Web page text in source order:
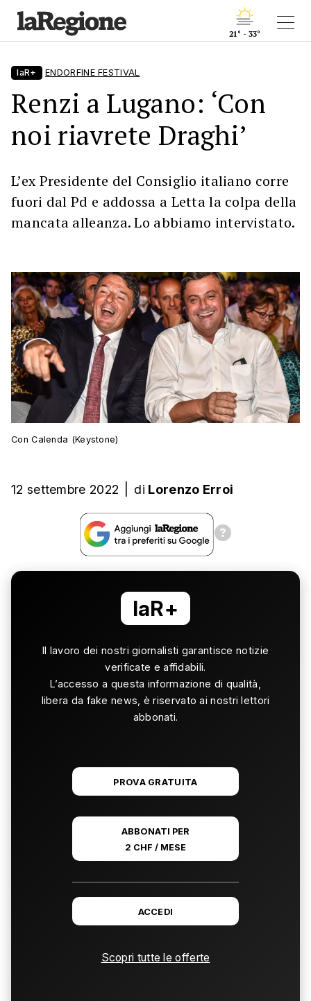
21° - 33°
laR+ ENDORFINE FESTIVAL
Renzi a Lugano: ‘Con
noi riavrete Draghi’
L’ex Presidente del Consiglio italiano corre
fuori dal Pd e addossa a Letta la colpa della
mancata alleanza. Lo abbiamo intervistato.
Con Calenda (Keystone)
12 settembre 2022 di Lorenzo Erroi
laR+
Il lavoro dei nostri giornalisti garantisce notizie
verificate e affidabili.
L’accesso a questa informazione di qualità,
libera da fake news, è riservato ai nostri lettori
abbonati.
PROVA GRATUITA
ABBONATI PER
2 CHF / MESE
ACCEDI
Scopri tutte le offerte